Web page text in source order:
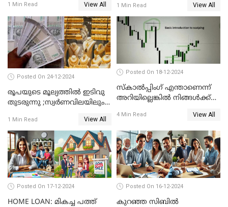
1 Min Read View All
ഉടമകൾ അറിയേണ്ട
കാര്യങ്ങൾ
1 Min Read View All
Posted On 24-12-2024
രൂപയുടെ മൂല്യത്തില്‍ ഇടിവു
തുടരുന്നു ;സ്വര്‍ണവിലയിലും
1 Min Read View All
Posted On 18-12-2024
സ്കാൽപ്പിംഗ് എന്താണെന്ന്
അറിയില്ലെങ്കിൽ നിങ്ങൾക്ക്
4 Min Read View All
Posted On 17-12-2024
HOME LOAN: മികച്ച പത്ത്
Posted On 16-12-2024
കുറഞ്ഞ സിബിൽ